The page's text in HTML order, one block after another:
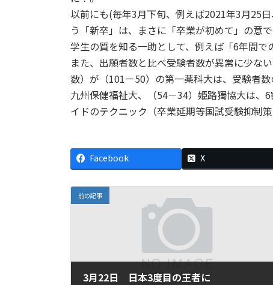
以前にも(毎年3月下旬、例えば2021年3月25
う「新卒」は、まさに「卒業が初めて」の意
学生の質を知る一助として、例えば「6年間で
また、出願者数と比べ受験者数が異常に少な
数）が（101－50）の第一薬科大は、受験者
九州保健福祉大、（54－34）姫路獨協大は、
イドのテクニック（卒業延期等国試受験抑制
Facebook X
前の記事
3月22日 日本3度目の王者に